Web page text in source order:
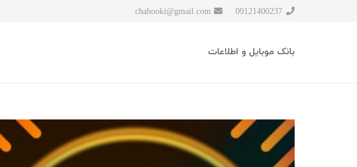
09121400237
chahooki@gmail.com
بانک موبایل و اطلاعات